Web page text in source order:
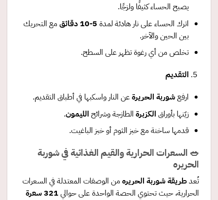
يصبح الحساء كثيفًا ولزجًا.
اترك الحساء على نار هادئة لمدة 5-10 دقائقمع التحريك
بين الحين والآخر.
تخلص من أي رغوة تظهر على السطح.
التقديم
ارفعشوربة الحريرةعن النار واسكبها في أطباق التقديم.
زيّنها بأوراق الكزبرةالطازجة وشرائح الليمون.
قدمها ساخنة مع خبز الثوم أو خبز الباغيت.
🥗 السعرات الحرارية والقيم الغذائية في شوربة
الحريره
تُعدطريقة شوربة الحريره من الوصفات المعتدلة في السعرات
الحرارية، حيث تحتوي الحصة الواحدة على حوالي321سعرة